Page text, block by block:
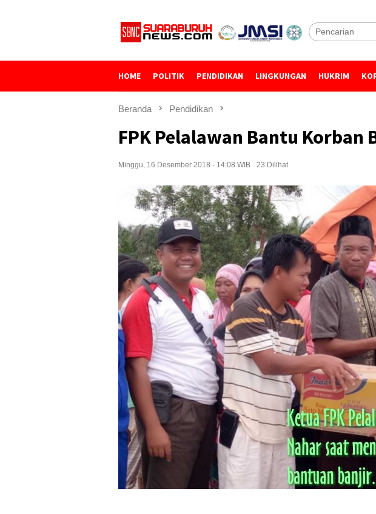
HOME POLITIK PENDIDIKAN LINGKUNGAN HUKRIM
Beranda Pendidikan
FPK Pelalawan Bantu Korban
Minggu, 16 Desember 2018 - 14:08 WIB 23 Dilihat